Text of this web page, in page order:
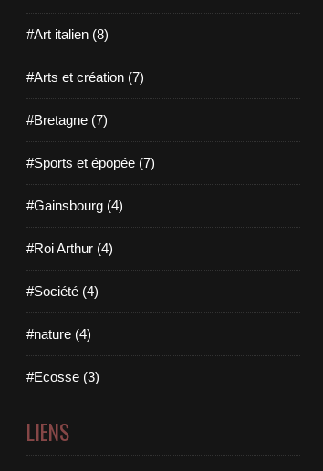
#Art italien (8)
#Arts et création (7)
#Bretagne (7)
#Sports et épopée (7)
#Gainsbourg (4)
#Roi Arthur (4)
#Société (4)
#nature (4)
#Ecosse (3)
LIENS